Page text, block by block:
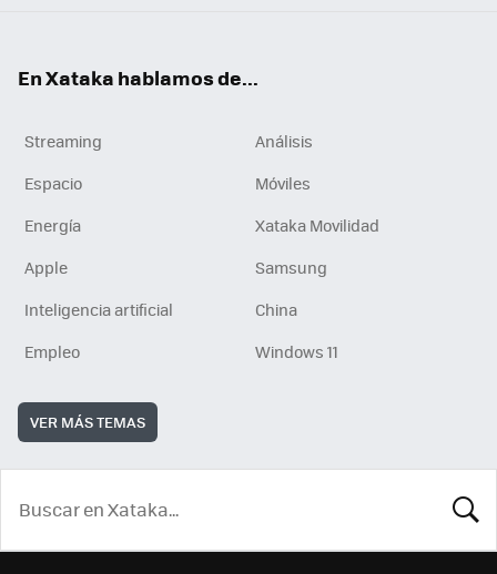
En Xataka hablamos de...
Streaming
Análisis
Espacio
Móviles
Energía
Xataka Movilidad
Apple
Samsung
Inteligencia artificial
China
Empleo
Windows 11
VER MÁS TEMAS